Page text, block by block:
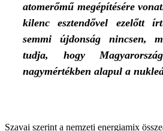
atomerőmű megépítésére
kilenc esztendővel ezelőtt
semmi újdonság nincsen,
tudja, hogy
nagymértékben alapul a
Szavai szerint a nemzeti energiamix